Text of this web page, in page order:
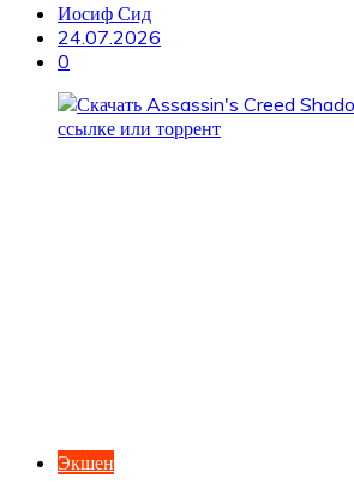
Иосиф Сид
24.07.2026
0
Экшен